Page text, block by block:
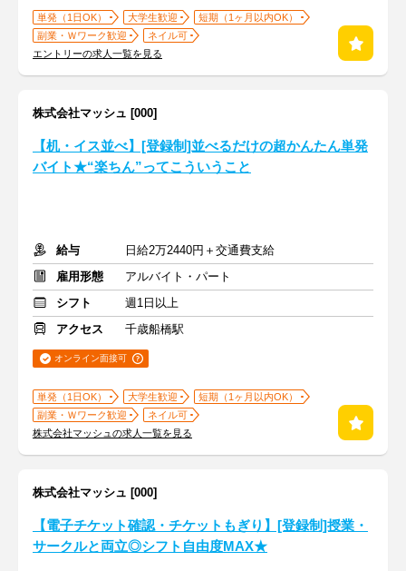
単発（1日OK） 大学生歓迎
短期（1ヶ月以内OK）
副業・Ｗワーク歓迎
ネイル可
エントリーの求人一覧を見る
株式会社マッシュ [000]
【机・イス並べ】[登録制]並べるだけの超かんたん単発
バイト★“楽ちん”ってこういうこと
給与
日給2万2440円＋交通費支給
雇用形態
アルバイト・パート
シフト
週1日以上
アクセス
千歳船橋駅
オンライン面接可
単発（1日OK） 大学生歓迎
短期（1ヶ月以内OK）
副業・Ｗワーク歓迎
ネイル可
株式会社マッシュの求人一覧を見る
株式会社マッシュ [000]
【電子チケット確認・チケットもぎり】[登録制]授業・
サークルと両立◎シフト自由度MAX★